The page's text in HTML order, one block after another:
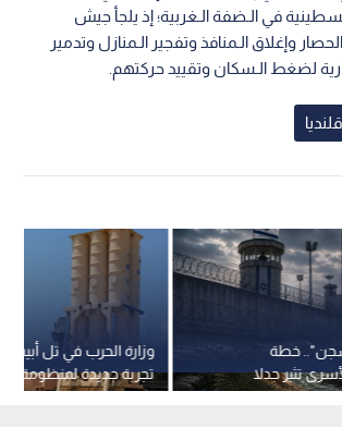
في الـضفة الـغربية؛ إذ يلجأ جيش
وإغلاق الـمنافذ وتفجير الـمنازل وتدمير
لضغط الـسكان وتقييد حركتهم.
وزارة الحرب في تل أبيب
تجربة جديدة لمنظومة
بعيدة المدى
خطة
تثير جدلا